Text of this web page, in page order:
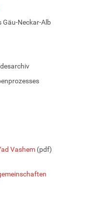
Gäu-Neckar-Alb
Vashem (pdf)